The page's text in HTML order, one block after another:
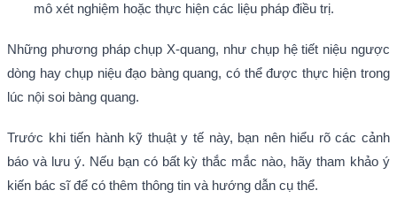
mô xét nghiệm hoặc thực hiện các liệu pháp điều trị.
Những phương pháp chụp X-quang, như chụp hệ tiết niệu ngược
dòng hay chụp niệu đạo bàng quang, có thể được thực hiện trong
lúc nội soi bàng quang.
Trước khi tiến hành kỹ thuật y tế này, bạn nên hiểu rõ các cảnh
báo và lưu ý. Nếu bạn có bất kỳ thắc mắc nào, hãy tham khảo ý
kiến bác sĩ để có thêm thông tin và hướng dẫn cụ thể.